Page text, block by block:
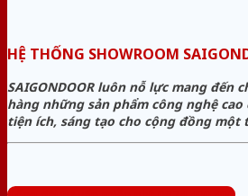
HỆ THỐNG SHOWROOM
SAIGONDOOR luôn nỗ lực mang đến
hàng những sản phẩm công nghệ
tiện ích, sáng tạo cho cộng đồng